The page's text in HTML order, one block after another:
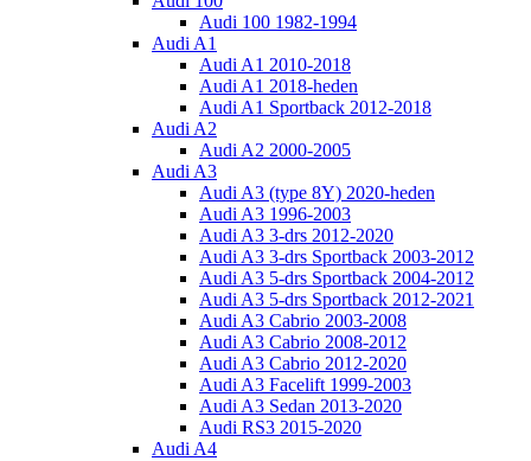
Audi 100 1982-1994
Audi A1
Audi A1 2010-2018
Audi A1 2018-heden
Audi A1 Sportback 2012-2018
Audi A2
Audi A2 2000-2005
Audi A3
Audi A3 (type 8Y) 2020-heden
Audi A3 1996-2003
Audi A3 3-drs 2012-2020
Audi A3 3-drs Sportback 2003-2012
Audi A3 5-drs Sportback 2004-2012
Audi A3 5-drs Sportback 2012-2021
Audi A3 Cabrio 2003-2008
Audi A3 Cabrio 2008-2012
Audi A3 Cabrio 2012-2020
Audi A3 Facelift 1999-2003
Audi A3 Sedan 2013-2020
Audi RS3 2015-2020
Audi A4